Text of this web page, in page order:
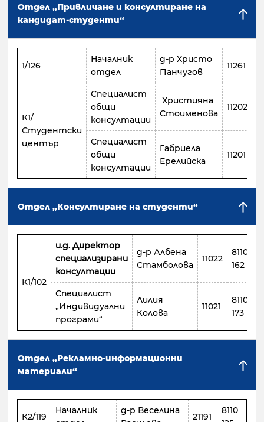
Отдел „Привличане и консултиране на
кандидат-студенти“
1/126
Началник
отдел
д-р Христо
Панчугов
11261
К1/
Студентски
център
Специалист
общи
консултации
Християна
Стоименова
11202
Специалист
общи
консултации
Габриела
Ерелийска
11201
Отдел „Консултиране на студенти“
К1/102
и.д. Директор
специализирани
консултации
д-р Албена
Стамболова
11022
8110
162
Специалист
„Индивидуални
програми“
Лилия
Колова
11021
8110
173
Отдел „Рекламно-информационни
материали“
К2/119
Началник
д-р Веселина
21191
8110